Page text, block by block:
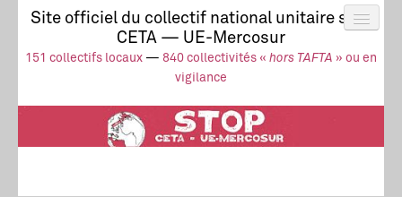
Site officiel du collectif national unitaire stop
CETA — UE-Mercosur
151 collectifs locaux — 840 collectivités « hors TAFTA » ou en
vigilance
Actus
UE-Mercosur
Stop à l’impunité !
TAFTA
CETA
Collectif